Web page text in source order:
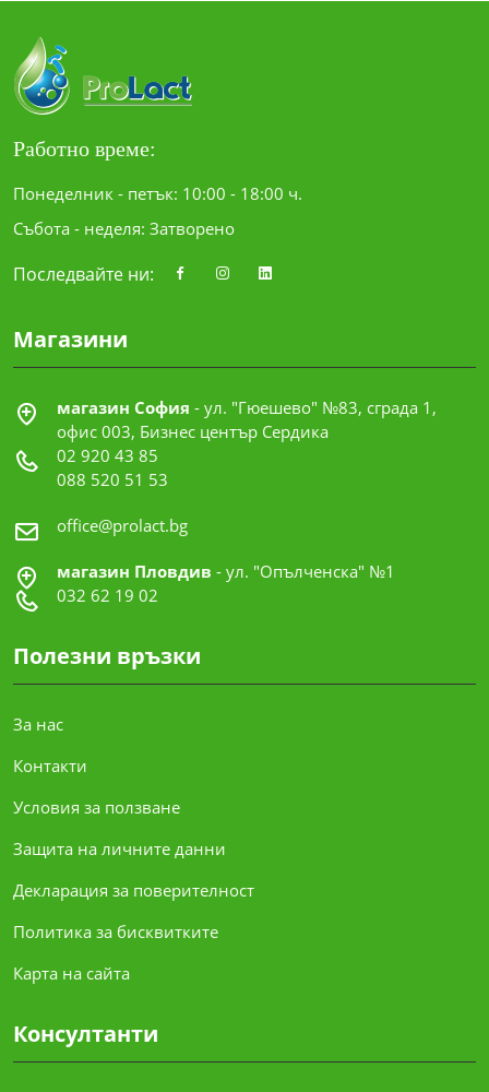
Работно време:
Понеделник - петък: 10:00 - 18:00 ч.
Събота - неделя: Затворено
Последвайте ни:
Магазини
магазин София - ул. "Гюешево" №83, сграда 1,
офис 003, Бизнес център Сердика
02 920 43 85
088 520 51 53
office@prolact.bg
магазин Пловдив - ул. "Опълченска" №1
032 62 19 02
Полезни връзки
За нас
Контакти
Условия за ползване
Защита на личните данни
Декларация за поверителност
Политика за бисквитките
Карта на сайта
Консултанти